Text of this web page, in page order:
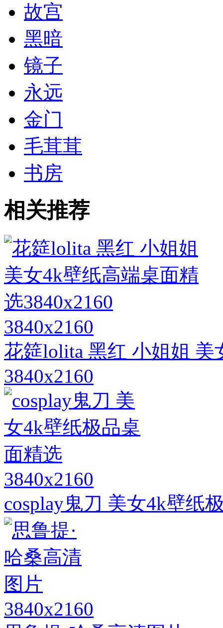
故宫
黑暗
镜子
永远
金门
毛茸茸
书房
相关推荐
3840x2160
花筵lolita 黑红 小姐姐
3840x2160
3840x2160
cosplay鬼刀 美女4k壁纸
3840x2160